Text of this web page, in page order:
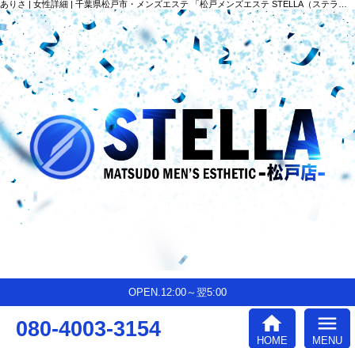
OPEN.12:00～翌5:00
080-4003-3154 home
HOME
menu
MENU